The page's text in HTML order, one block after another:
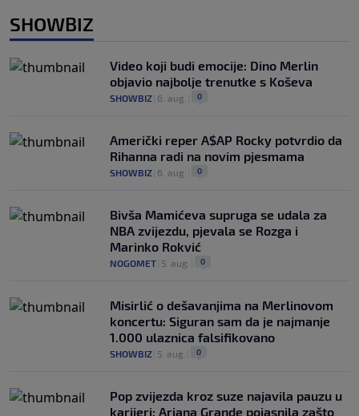
SHOWBIZ
Video koji budi emocije: Dino Merlin
objavio najbolje trenutke s Koševa
SHOWBIZ 6. aug. 0
Američki reper A$AP Rocky potvrdio da
Rihanna radi na novim pjesmama
SHOWBIZ 6. aug. 0
Bivša Mamićeva supruga se udala za
NBA zvijezdu, pjevala se Rozga i
Marinko Rokvić
NOGOMET 5. aug. 0
Misirlić o dešavanjima na Merlinovom
koncertu: Siguran sam da je najmanje
1.000 ulaznica falsifikovano
SHOWBIZ 5. aug. 0
Pop zvijezda kroz suze najavila pauzu u
karijeri: Ariana Grande pojasnila zašto